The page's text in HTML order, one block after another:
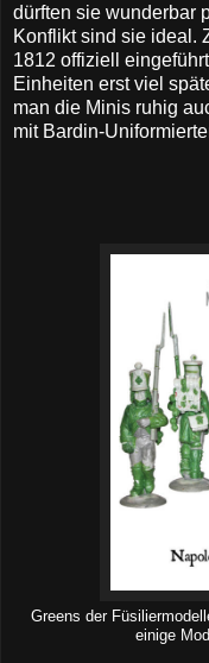
dürften sie wunderbar
Konflikt sind sie ideal.
1812 offiziell
Einheiten erst viel
man die Minis ruhig
mit Bardin-
Greens der
einige